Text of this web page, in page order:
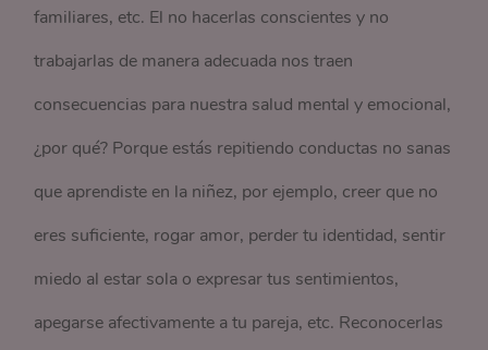
familiares, etc. El no hacerlas conscientes y no
trabajarlas de manera adecuada nos traen
consecuencias para nuestra salud mental y emocional,
¿por qué? Porque estás repitiendo conductas no sanas
que aprendiste en la niñez, por ejemplo, creer que no
eres suficiente, rogar amor, perder tu identidad, sentir
miedo al estar sola o expresar tus sentimientos,
apegarse afectivamente a tu pareja, etc. Reconocerlas